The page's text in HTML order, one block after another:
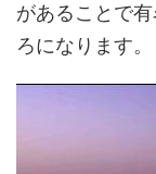
があることで
ろになります。